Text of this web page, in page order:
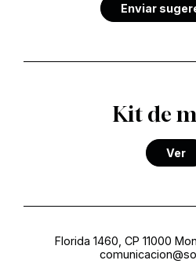
Enviar
Kit de
Ver
Florida 1460, CP 11000